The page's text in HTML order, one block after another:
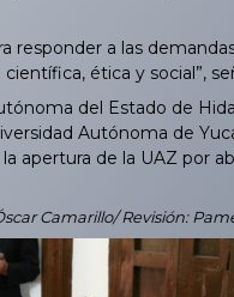
responder a las
ética y social”,
del Estado de
Autónoma de
apertura de la UAZ por
Camarillo/ Revisión: